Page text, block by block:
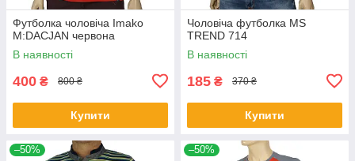
Футболка чоловіча Imako
M:DACJAN червона
В наявності
400 ₴ 800 ₴
Купити
Чоловіча футболка MS
TREND 714
В наявності
185 ₴ 370 ₴
Купити
–50% –50%